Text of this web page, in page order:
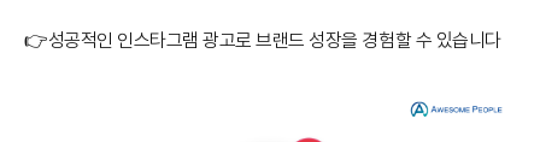
👉성공적인 인스타그램 광고로 브랜드 성장을 경험할 수 있습니다